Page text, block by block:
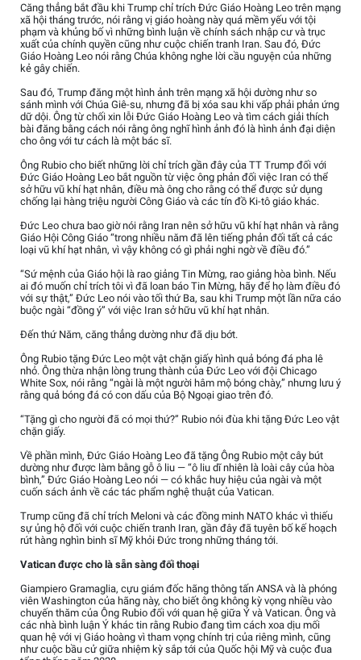
Căng thẳng bắt đầu khi Trump chỉ trích Đức Giáo Hoàng Leo trên mạng
xã hội tháng trước, nói rằng vị giáo hoàng này quá mềm yếu với tội
phạm và khủng bố vì những bình luận về chính sách nhập cư và trục
xuất của chính quyền cũng như cuộc chiến tranh Iran. Sau đó, Đức
Giáo Hoàng Leo nói rằng Chúa không nghe lời cầu nguyện của những
kẻ gây chiến.
Sau đó, Trump đăng một hình ảnh trên mạng xã hội dường như so
sánh mình với Chúa Giê-su, nhưng đã bị xóa sau khi vấp phải phản ứng
dữ dội. Ông từ chối xin lỗi Đức Giáo Hoàng Leo và tìm cách giải thích
bài đăng bằng cách nói rằng ông nghĩ hình ảnh đó là hình ảnh đại diện
cho ông với tư cách là một bác sĩ.
Ông Rubio cho biết những lời chỉ trích gần đây của TT Trump đối với
Đức Giáo Hoàng Leo bắt nguồn từ việc ông phản đối việc Iran có thể
sở hữu vũ khí hạt nhân, điều mà ông cho rằng có thể được sử dụng
chống lại hàng triệu người Công Giáo và các tín đồ Ki-tô giáo khác.
Đức Leo chưa bao giờ nói rằng Iran nên sở hữu vũ khí hạt nhân và rằng
Giáo Hội Công Giáo “trong nhiều năm đã lên tiếng phản đối tất cả các
loại vũ khí hạt nhân, vì vậy không có gì phải nghi ngờ về điều đó.”
“Sứ mệnh của Giáo hội là rao giảng Tin Mừng, rao giảng hòa bình. Nếu
ai đó muốn chỉ trích tôi vì đã loan báo Tin Mừng, hãy để họ làm điều đó
với sự thật,” Đức Leo nói vào tối thứ Ba, sau khi Trump một lần nữa cáo
buộc ngài “đồng ý” với việc Iran sở hữu vũ khí hạt nhân.
Đến thứ Năm, căng thẳng dường như đã dịu bớt.
Ông Rubio tặng Đức Leo một vật chặn giấy hình quả bóng đá pha lê
nhỏ. Ông thừa nhận lòng trung thành của Đức Leo với đội Chicago
White Sox, nói rằng “ngài là một người hâm mộ bóng chày,” nhưng lưu ý
rằng quả bóng đá có con dấu của Bộ Ngoại giao trên đó.
“Tặng gì cho người đã có mọi thứ?” Rubio nói đùa khi tặng Đức Leo vật
chặn giấy.
Về phần mình, Đức Giáo Hoàng Leo đã tặng Ông Rubio một cây bút
dường như được làm bằng gỗ ô liu — “ô liu dĩ nhiên là loài cây của hòa
bình,” Đức Giáo Hoàng Leo nói — có khắc huy hiệu của ngài và một
cuốn sách ảnh về các tác phẩm nghệ thuật của Vatican.
Trump cũng đã chỉ trích Meloni và các đồng minh NATO khác vì thiếu
sự ủng hộ đối với cuộc chiến tranh Iran, gần đây đã tuyên bố kế hoạch
rút hàng nghìn binh sĩ Mỹ khỏi Đức trong những tháng tới.
Vatican được cho là sẵn sàng đối thoại
Giampiero Gramaglia, cựu giám đốc hãng thông tấn ANSA và là phóng
viên Washington của hãng này, cho biết ông không kỳ vọng nhiều vào
chuyến thăm của Ông Rubio đối với quan hệ giữa Ý và Vatican. Ông và
các nhà bình luận Ý khác tin rằng Rubio đang tìm cách xoa dịu mối
quan hệ với vị Giáo hoàng vì tham vọng chính trị của riêng mình, cũng
như cuộc bầu cử giữa nhiệm kỳ sắp tới của Quốc hội Mỹ và cuộc đua